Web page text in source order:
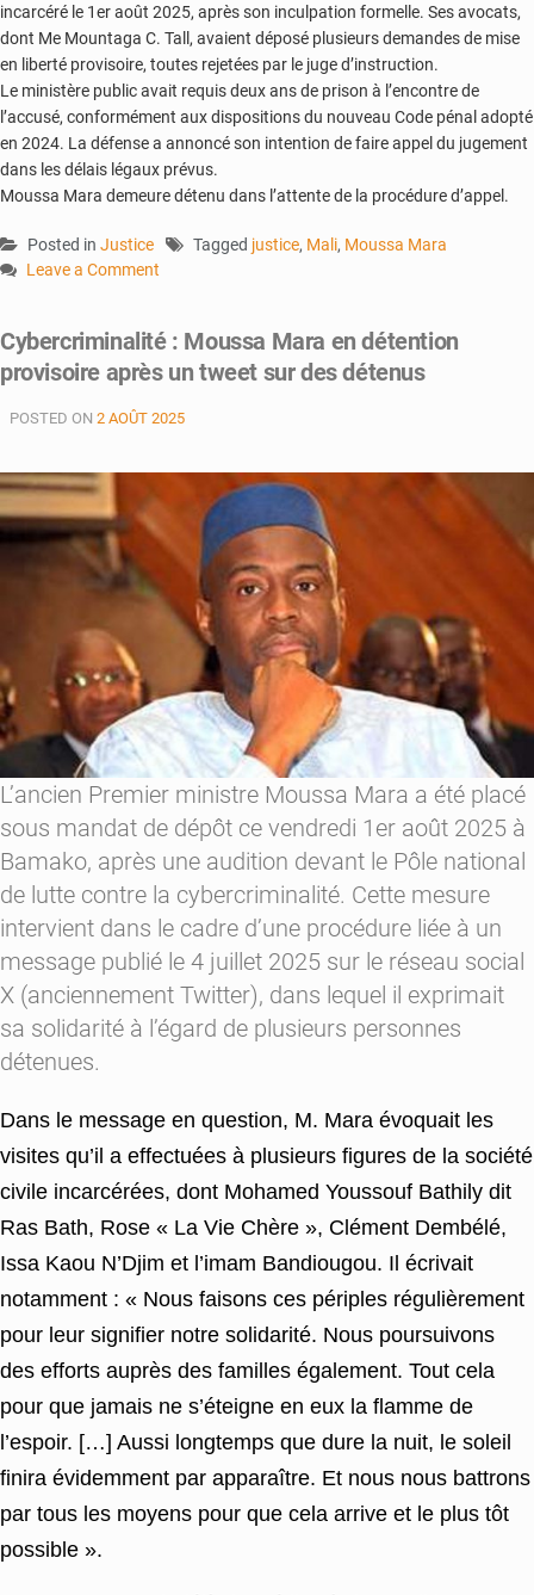
incarcéré le 1er août 2025, après son inculpation formelle. Ses avocats,
dont Me Mountaga C. Tall, avaient déposé plusieurs demandes de mise
en liberté provisoire, toutes rejetées par le juge d’instruction.
Le ministère public avait requis deux ans de prison à l’encontre de
l’accusé, conformément aux dispositions du nouveau Code pénal adopté
en 2024. La défense a annoncé son intention de faire appel du jugement
dans les délais légaux prévus.
Moussa Mara demeure détenu dans l’attente de la procédure d’appel.
Posted in Justice Tagged justice, Mali, Moussa Mara
Leave a Comment
depuis
août
Moussa
écope
de
deux
ans
Cybercriminalité : Moussa Mara en détention
provisoire après un tweet sur des détenus
POSTED ON 2 AOÛT 2025
L’ancien Premier ministre Moussa Mara a été placé
sous mandat de dépôt ce vendredi 1er août 2025 à
Bamako, après une audition devant le Pôle national
de lutte contre la cybercriminalité. Cette mesure
intervient dans le cadre d’une procédure liée à un
message publié le 4 juillet 2025 sur le réseau social
X (anciennement Twitter), dans lequel il exprimait
sa solidarité à l’égard de plusieurs personnes
détenues.
Dans le message en question, M. Mara évoquait les
visites qu’il a effectuées à plusieurs figures de la société
civile incarcérées, dont Mohamed Youssouf Bathily dit
Ras Bath, Rose « La Vie Chère », Clément Dembélé,
Issa Kaou N’Djim et l’imam Bandiougou. Il écrivait
notamment : « Nous faisons ces périples régulièrement
pour leur signifier notre solidarité. Nous poursuivons
des efforts auprès des familles également. Tout cela
pour que jamais ne s’éteigne en eux la flamme de
l’espoir. […] Aussi longtemps que dure la nuit, le soleil
finira évidemment par apparaître. Et nous nous battrons
par tous les moyens pour que cela arrive et le plus tôt
possible ».